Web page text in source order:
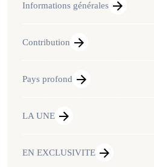
Informations générales
Contribution
Pays profond
LA UNE
EN EXCLUSIVITE